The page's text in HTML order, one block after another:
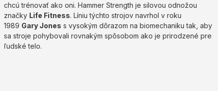
chcú trénovať ako oni. Hammer Strength je silovou odnožou
značky Life Fitness. Líniu týchto strojov navrhol v roku
1989 Gary Jones s vysokým dôrazom na biomechaniku tak, aby
sa stroje pohybovali rovnakým spôsobom ako je prirodzené pre
ľudské telo.